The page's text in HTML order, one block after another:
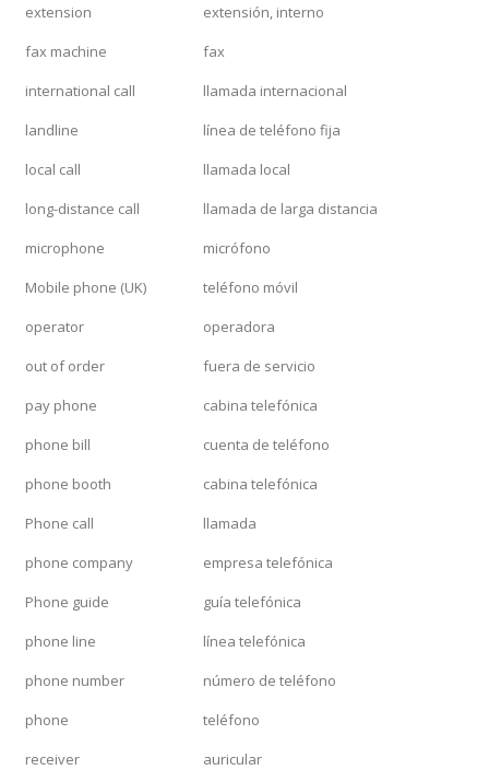
extension
extensión, interno
fax machine
fax
international call
llamada internacional
landline
línea de teléfono fija
local call
llamada local
long-distance call
llamada de larga distancia
microphone
micrófono
Mobile phone (UK)
teléfono móvil
operator
operadora
out of order
fuera de servicio
pay phone
cabina telefónica
phone bill
cuenta de teléfono
phone booth
cabina telefónica
Phone call
llamada
phone company
empresa telefónica
Phone guide
guía telefónica
phone line
línea telefónica
phone number
número de teléfono
phone
teléfono
receiver
auricular